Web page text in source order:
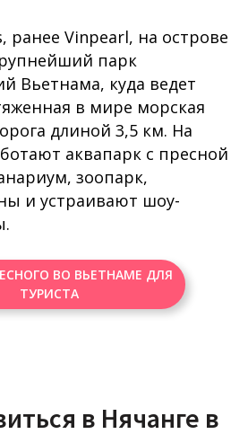
ранее Vinpearl, на острове
парк
Вьетнама, куда ведет
в мире морская
длиной 3,5 км. На
аквапарк с пресной
зоопарк,
и устраивают шоу-
ВО ВЬЕТНАМЕ ДЛЯ
ТУРИСТА
в Нячанге в